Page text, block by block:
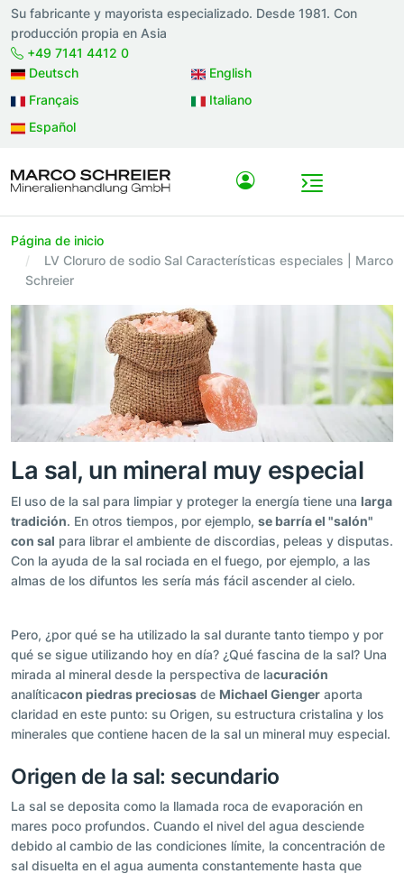
Su fabricante y mayorista especializado. Desde 1981. Con
producción propia en Asia
+49 7141 4412 0
Deutsch
English
Français
Italiano
Español
Página de inicio
LV Cloruro de sodio Sal Características especiales | Marco
Schreier
La sal, un mineral muy especial
El uso de la sal para limpiar y proteger la energía tiene una larga
tradición. En otros tiempos, por ejemplo, se barría el "salón"
con sal para librar el ambiente de discordias, peleas y disputas.
Con la ayuda de la sal rociada en el fuego, por ejemplo, a las
almas de los difuntos les sería más fácil ascender al cielo.
Pero, ¿por qué se ha utilizado la sal durante tanto tiempo y por
qué se sigue utilizando hoy en día? ¿Qué fascina de la sal? Una
mirada al mineral desde la perspectiva de lacuración
analíticacon piedras preciosas de Michael Gienger aporta
claridad en este punto: su Origen, su estructura cristalina y los
minerales que contiene hacen de la sal un mineral muy especial.
Origen de la sal: secundario
La sal se deposita como la llamada roca de evaporación en
mares poco profundos. Cuando el nivel del agua desciende
debido al cambio de las condiciones límite, la concentración de
sal disuelta en el agua aumenta constantemente hasta que